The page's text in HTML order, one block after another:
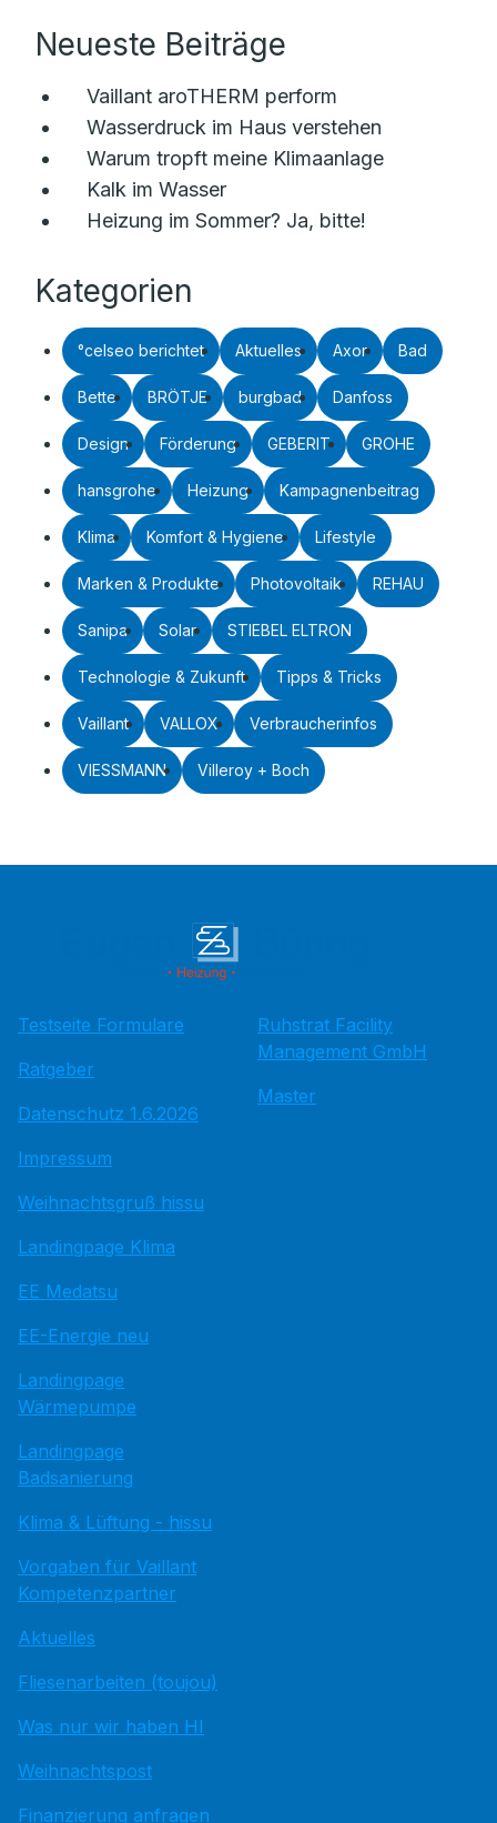
Neueste Beiträge
Vaillant aroTHERM perform
Wasserdruck im Haus verstehen
Warum tropft meine Klimaanlage
Kalk im Wasser
Heizung im Sommer? Ja, bitte!
Kategorien
°celseo berichtet Aktuelles Axor Bad
Bette BRÖTJE burgbad Danfoss
Design Förderung GEBERIT GROHE
hansgrohe Heizung Kampagnenbeitrag
Klima Komfort & Hygiene Lifestyle
Marken & Produkte Photovoltaik REHAU
Sanipa Solar STIEBEL ELTRON
Technologie & Zukunft Tipps & Tricks
Vaillant VALLOX Verbraucherinfos
VIESSMANN Villeroy + Boch
Testseite Formulare
Ratgeber
Datenschutz 1.6.2026
Impressum
Weihnachtsgruß hissu
Landingpage Klima
EE Medatsu
EE-Energie neu
Landingpage
Wärmepumpe
Landingpage
Badsanierung
Klima & Lüftung - hissu
Vorgaben für Vaillant
Kompetenzpartner
Aktuelles
Fliesenarbeiten (toujou)
Was nur wir haben HI
Weihnachtspost
Finanzierung anfragen
Ruhstrat Facility
Management GmbH
Master